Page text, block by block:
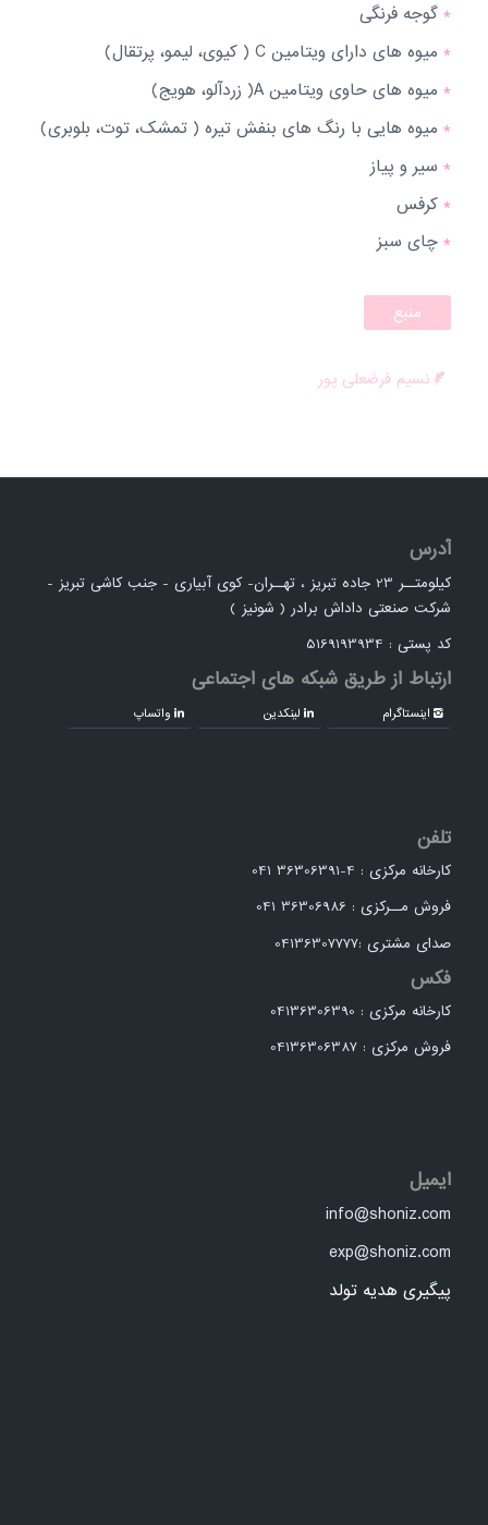
*گوجه فرنگی
*میوه های دارای ویتامین C ( کیوی، لیمو، پرتقال)
*میوه های حاوی ویتامین A( زردآلو، هویج)
*میوه هایی با رنگ های بنفش تیره ( تمشک، توت، بلوبری)
*سیر و پیاز
*کرفس
*چای سبز
منبع
نسیم فرضعلی پور
آدرس
کیلومتــر 23 جاده تبریز ، تهــران- کوی آبیاری - جنب کاشی تبریز -
شرکت صنعتی داداش برادر ( شونیز )
کد پستی : 5169193934
ارتباط از طریق شبکه های اجتماعی
اینستاگرام لینکدین واتساپ
تلفن
کارخانه مرکزی : 4-36306391 041
فروش مــرکزی : 36306986 041
صدای مشتری :04136307777
فکس
کارخانه مرکزی : 04136306390
فروش مرکزی : 04136306387
ایمیل
info@shoniz.com
exp@shoniz.com
پیگیری هدیه تولد